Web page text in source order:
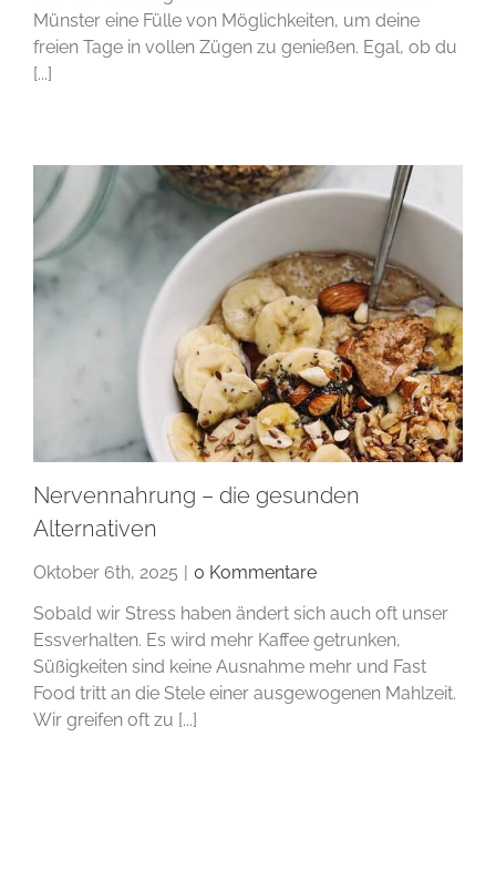
Münster eine Fülle von Möglichkeiten, um deine
freien Tage in vollen Zügen zu genießen. Egal, ob du
[...]
Nervennahrung – die gesunden
Alternativen
Oktober 6th, 2025 | 0 Kommentare
Sobald wir Stress haben ändert sich auch oft unser
Essverhalten. Es wird mehr Kaffee getrunken,
Süßigkeiten sind keine Ausnahme mehr und Fast
Food tritt an die Stele einer ausgewogenen Mahlzeit.
Wir greifen oft zu [...]